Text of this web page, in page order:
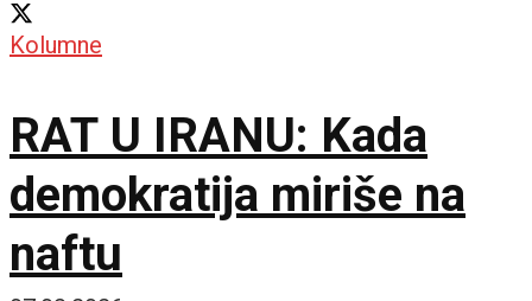
Kolumne
RAT U IRANU: Kada
demokratija miriše na
naftu